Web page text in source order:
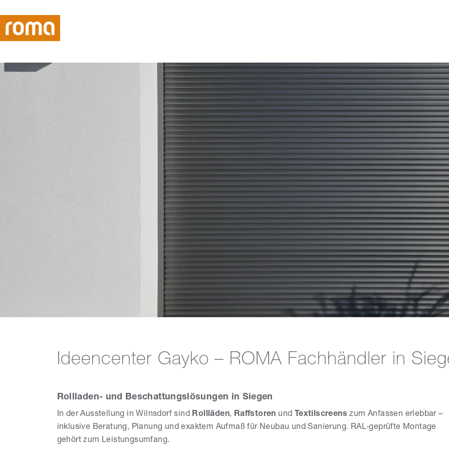
Ideencenter Gayko – ROMA Fachhändler in
Rollladen- und Beschattungslösungen in Siegen
In der Ausstellung in Wilnsdorf sind Rollläden, Raffstoren und Textilscreens zum Anfassen erlebbar –
inklusive Beratung, Planung und exaktem Aufmaß für Neubau und Sanierung. RAL‑geprüfte Montage
gehört zum Leistungsumfang.